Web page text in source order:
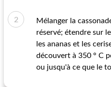
Mélanger la
réservé; étendre sur
les ananas et les
découvert à 350 ° C
ou jusqu'à ce que le